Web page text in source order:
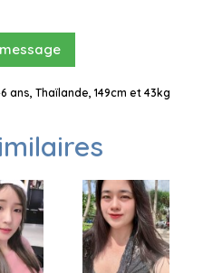
ans, Thaïlande, 149cm et 43kg